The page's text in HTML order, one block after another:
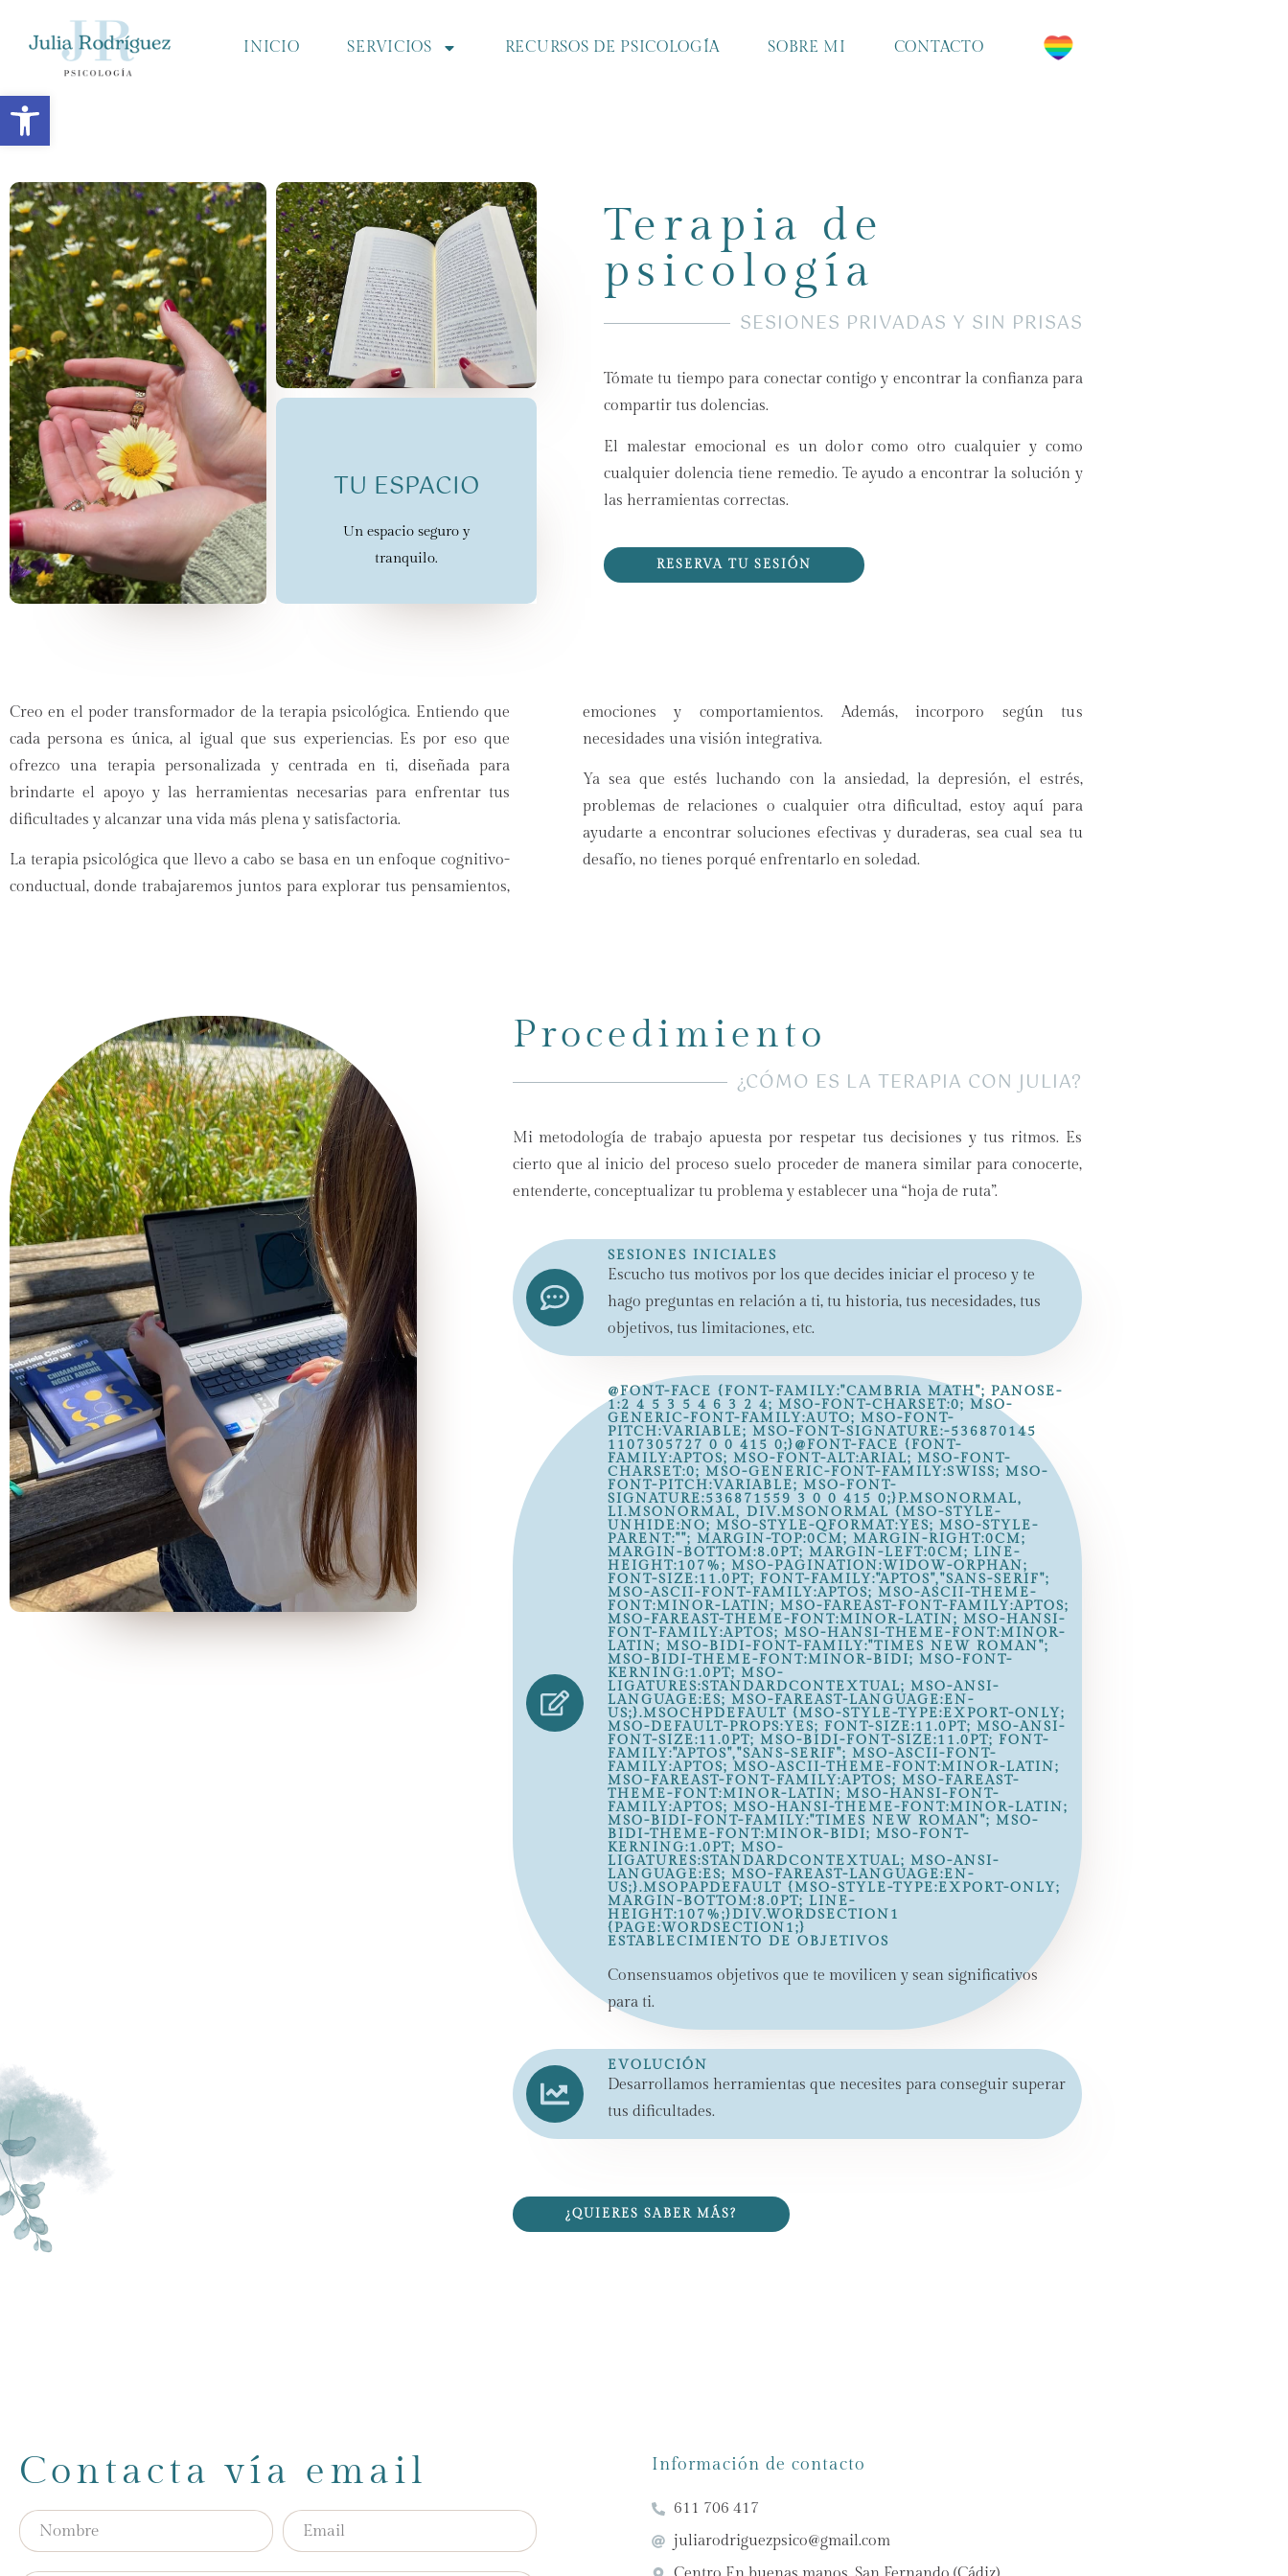
Abrir barra de herramientas
INICIO SERVICIOS RECURSOS DE PSICOLOGÍA SOBRE MI CONTACTO
CONTACTO
PERSONAL
Te acompaño con el único
objetivo de ayudarte.
TU ESPACIO
Un espacio seguro y
tranquilo.
Terapia de
psicología
SESIONES PRIVADAS Y SIN PRISAS
Tómate tu tiempo para conectar contigo y encontrar la confianza para
compartir tus dolencias.
El malestar emocional es un dolor como otro cualquier y como
cualquier dolencia tiene remedio. Te ayudo a encontrar la solución y
las herramientas correctas.
RESERVA TU SESIÓN
Creo en el poder transformador de la terapia psicológica. Entiendo que
cada persona es única, al igual que sus experiencias. Es por eso que
ofrezco una terapia personalizada y centrada en ti, diseñada para
brindarte el apoyo y las herramientas necesarias para enfrentar tus
dificultades y alcanzar una vida más plena y satisfactoria.
La terapia psicológica que llevo a cabo se basa en un enfoque cognitivo-
conductual, donde trabajaremos juntos para explorar tus pensamientos,
emociones y comportamientos. Además, incorporo según tus
necesidades una visión integrativa.
Ya sea que estés luchando con la ansiedad, la depresión, el estrés,
problemas de relaciones o cualquier otra dificultad, estoy aquí para
ayudarte a encontrar soluciones efectivas y duraderas, sea cual sea tu
desafío, no tienes porqué enfrentarlo en soledad.
Procedimiento
¿CÓMO ES LA TERAPIA CON JULIA?
Mi metodología de trabajo apuesta por respetar tus decisiones y tus ritmos. Es
cierto que al inicio del proceso suelo proceder de manera similar para conocerte,
entenderte, conceptualizar tu problema y establecer una “hoja de ruta”.
SESIONES INICIALES
Escucho tus motivos por los que decides iniciar el proceso y te
hago preguntas en relación a ti, tu historia, tus necesidades, tus
objetivos, tus limitaciones, etc.
@FONT-FACE {FONT-FAMILY:"CAMBRIA MATH"; PANOSE-
1:2 4 5 3 5 4 6 3 2 4; MSO-FONT-CHARSET:0; MSO-
GENERIC-FONT-FAMILY:AUTO; MSO-FONT-
PITCH:VARIABLE; MSO-FONT-SIGNATURE:-536870145
1107305727 0 0 415 0;}@FONT-FACE {FONT-
FAMILY:APTOS; MSO-FONT-ALT:ARIAL; MSO-FONT-
CHARSET:0; MSO-GENERIC-FONT-FAMILY:SWISS; MSO-
FONT-PITCH:VARIABLE; MSO-FONT-
SIGNATURE:536871559 3 0 0 415 0;}P.MSONORMAL,
LI.MSONORMAL, DIV.MSONORMAL {MSO-STYLE-
UNHIDE:NO; MSO-STYLE-QFORMAT:YES; MSO-STYLE-
PARENT:""; MARGIN-TOP:0CM; MARGIN-RIGHT:0CM;
MARGIN-BOTTOM:8.0PT; MARGIN-LEFT:0CM; LINE-
HEIGHT:107%; MSO-PAGINATION:WIDOW-ORPHAN;
FONT-SIZE:11.0PT; FONT-FAMILY:"APTOS","SANS-SERIF";
MSO-ASCII-FONT-FAMILY:APTOS; MSO-ASCII-THEME-
FONT:MINOR-LATIN; MSO-FAREAST-FONT-FAMILY:APTOS;
MSO-FAREAST-THEME-FONT:MINOR-LATIN; MSO-HANSI-
FONT-FAMILY:APTOS; MSO-HANSI-THEME-FONT:MINOR-
LATIN; MSO-BIDI-FONT-FAMILY:"TIMES NEW ROMAN";
MSO-BIDI-THEME-FONT:MINOR-BIDI; MSO-FONT-
KERNING:1.0PT; MSO-
LIGATURES:STANDARDCONTEXTUAL; MSO-ANSI-
LANGUAGE:ES; MSO-FAREAST-LANGUAGE:EN-
US;}.MSOCHPDEFAULT {MSO-STYLE-TYPE:EXPORT-ONLY;
MSO-DEFAULT-PROPS:YES; FONT-SIZE:11.0PT; MSO-ANSI-
FONT-SIZE:11.0PT; MSO-BIDI-FONT-SIZE:11.0PT; FONT-
FAMILY:"APTOS","SANS-SERIF"; MSO-ASCII-FONT-
FAMILY:APTOS; MSO-ASCII-THEME-FONT:MINOR-LATIN;
MSO-FAREAST-FONT-FAMILY:APTOS; MSO-FAREAST-
THEME-FONT:MINOR-LATIN; MSO-HANSI-FONT-
FAMILY:APTOS; MSO-HANSI-THEME-FONT:MINOR-LATIN;
MSO-BIDI-FONT-FAMILY:"TIMES NEW ROMAN"; MSO-
BIDI-THEME-FONT:MINOR-BIDI; MSO-FONT-
KERNING:1.0PT; MSO-
LIGATURES:STANDARDCONTEXTUAL; MSO-ANSI-
LANGUAGE:ES; MSO-FAREAST-LANGUAGE:EN-
US;}.MSOPAPDEFAULT {MSO-STYLE-TYPE:EXPORT-ONLY;
MARGIN-BOTTOM:8.0PT; LINE-
HEIGHT:107%;}DIV.WORDSECTION1
{PAGE:WORDSECTION1;}
ESTABLECIMIENTO DE OBJETIVOS
Consensuamos objetivos que te movilicen y sean significativos
para ti.
EVOLUCIÓN
Desarrollamos herramientas que necesites para conseguir superar
tus dificultades.
¿QUIERES SABER MÁS?
Contacta vía email Información de contacto
611 706 417
juliarodriguezpsico@gmail.com